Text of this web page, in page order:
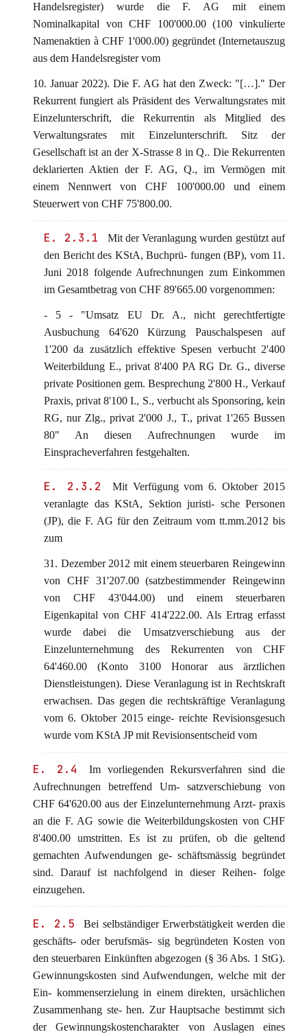
Handelsregister) wurde die F. AG mit einem
Nominalkapital von CHF 100'000.00 (100 vinkulierte
Namenaktien à CHF 1'000.00) gegründet (Internetauszug
aus dem Handelsregister vom
10. Januar 2022). Die F. AG hat den Zweck: "[…]." Der
Rekurrent fungiert als Präsident des Verwaltungsrates mit
Einzelunterschrift, die Rekurrentin als Mitglied des
Verwaltungsrates mit Einzelunterschrift. Sitz der
Gesellschaft ist an der X-Strasse 8 in Q.. Die Rekurrenten
deklarierten Aktien der F. AG, Q., im Vermögen mit
einem Nennwert von CHF 100'000.00 und einem
Steuerwert von CHF 75'800.00.
E. 2.3.1
Mit der Veranlagung wurden gestützt auf
den Bericht des KStA, Buchprü- fungen (BP), vom 11.
Juni 2018 folgende Aufrechnungen zum Einkommen
im Gesamtbetrag von CHF 89'665.00 vorgenommen:
- 5 - "Umsatz EU Dr. A., nicht gerechtfertigte
Ausbuchung 64'620 Kürzung Pauschalspesen auf
1'200 da zusätzlich effektive Spesen verbucht 2'400
Weiterbildung E., privat 8'400 PA RG Dr. G., diverse
private Positionen gem. Besprechung 2'800 H., Verkauf
Praxis, privat 8'100 I., S., verbucht als Sponsoring, kein
RG, nur Zlg., privat 2'000 J., T., privat 1'265 Bussen
80" An diesen Aufrechnungen wurde im
Einspracheverfahren festgehalten.
E. 2.3.2
Mit Verfügung vom 6. Oktober 2015
veranlagte das KStA, Sektion juristi- sche Personen
(JP), die F. AG für den Zeitraum vom tt.mm.2012 bis
zum
31. Dezember 2012 mit einem steuerbaren Reingewinn
von CHF 31'207.00 (satzbestimmender Reingewinn
von CHF 43'044.00) und einem steuerbaren
Eigenkapital von CHF 414'222.00. Als Ertrag erfasst
wurde dabei die Umsatzverschiebung aus der
Einzelunternehmung des Rekurrenten von CHF
64'460.00 (Konto 3100 Honorar aus ärztlichen
Dienstleistungen). Diese Veranlagung ist in Rechtskraft
erwachsen. Das gegen die rechtskräftige Veranlagung
vom 6. Oktober 2015 einge- reichte Revisionsgesuch
wurde vom KStA JP mit Revisionsentscheid vom
E. 2.4
Im vorliegenden Rekursverfahren sind die
Aufrechnungen betreffend Um- satzverschiebung von
CHF 64'620.00 aus der Einzelunternehmung Arzt- praxis
an die F. AG sowie die Weiterbildungskosten von CHF
8'400.00 umstritten. Es ist zu prüfen, ob die geltend
gemachten Aufwendungen ge- schäftsmässig begründet
sind. Darauf ist nachfolgend in dieser Reihen- folge
einzugehen.
E. 2.5
Bei selbständiger Erwerbstätigkeit werden die
geschäfts- oder berufsmäs- sig begründeten Kosten von
den steuerbaren Einkünften abgezogen (§ 36 Abs. 1 StG).
Gewinnungskosten sind Aufwendungen, welche mit der
Ein- kommenserzielung in einem direkten, ursächlichen
Zusammenhang ste- hen. Zur Hauptsache bestimmt sich
der Gewinnungskostencharakter von Auslagen eines